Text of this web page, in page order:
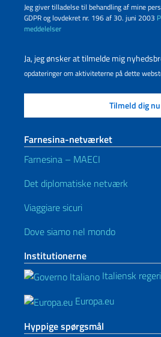
Jeg giver tilladelse til behandling af mine
GDPR og lovdekret nr. 196 af 30. juni 2003
meddelelser
Ja, jeg ønsker at tilmelde mig
opdateringer om aktiviteterne på dette
Farnesina-netværket
Farnesina – MAECI
Det diplomatiske netværk
Viaggiare sicuri
Dove siamo nel mondo
Institutionerne
Italiensk
Europa.eu
Hyppige spørgsmål